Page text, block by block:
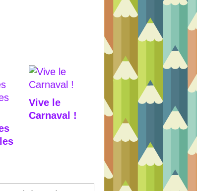
Vive le
Carnaval !